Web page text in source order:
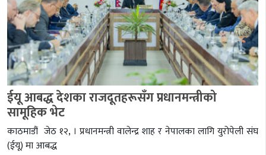
ईयू आबद्ध देशका राजदूतहरूसँग प्रधानमन्त्रीको
सामूहिक भेट
काठमाडौं जेठ १२, । प्रधानमन्त्री वालेन्द्र शाह र नेपालका लागि युरोपेली संघ
(ईयू) मा आबद्ध